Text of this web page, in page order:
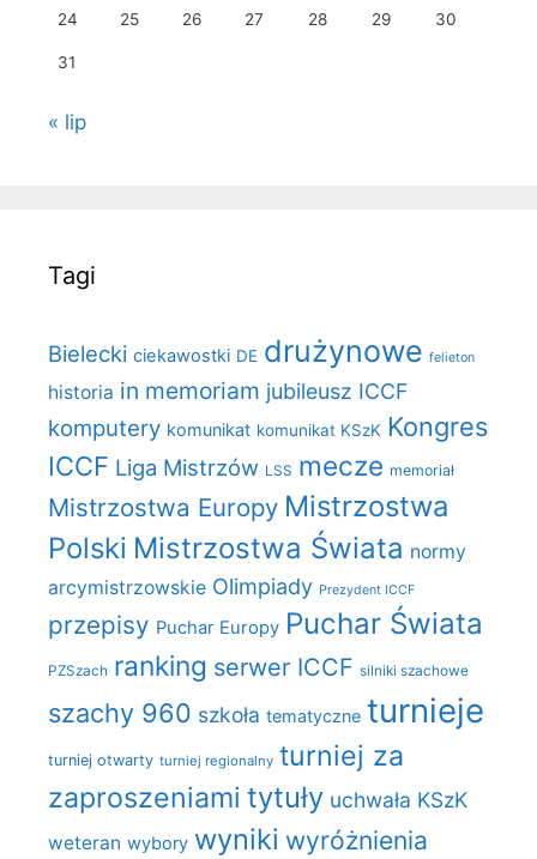
24 25 26 27 28 29 30
31
« lip
Tagi
Bielecki ciekawostki DE drużynowe felieton
historia in memoriam jubileusz ICCF
komputery komunikat komunikat KSzK Kongres
ICCF Liga Mistrzów LSS mecze memoriał
Mistrzostwa Europy Mistrzostwa
Polski Mistrzostwa Świata normy
arcymistrzowskie Olimpiady Prezydent ICCF
przepisy Puchar Europy Puchar Świata
PZSzach ranking serwer ICCF silniki szachowe
szachy 960 szkoła tematyczne turnieje
turniej otwarty turniej regionalny turniej za
zaproszeniami tytuły uchwała KSzK
weteran wybory wyniki wyróżnienia